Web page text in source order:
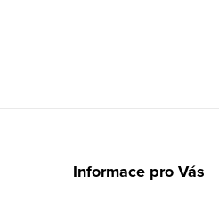
Informace pro Vás